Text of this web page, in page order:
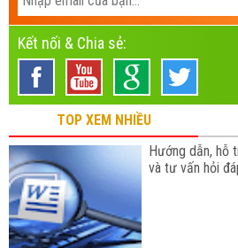
Kết nối & Chia sẻ:
TOP XEM NHIỀU
Hướng dẫn, hỗ
và tư vấn hỏi